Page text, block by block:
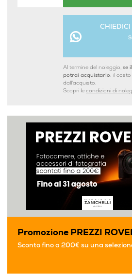
CHIEDICI
Al termine del noleggio, se
potrai acquistarlo: il
dall'acquisto.
Scopri le condizioni di
Promozione PREZZI
Sconto fino a 200€ su una